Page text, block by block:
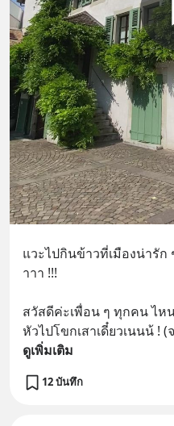
แวะไปกินข้าวที่เมืองน่ารั
าาา !!!
สวัสดีค่ะเพื่อน ๆ ทุกคน ไห
หัวไปโขกเสาเดี๋ยวเนนน้ !
ดูเพิ่มเติม
12 บันทึก